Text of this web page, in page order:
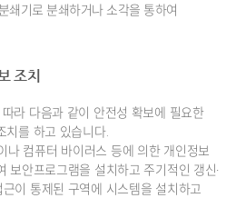
쇄기로 분쇄하거나 소각을 통하여
조치
라 다음과 같이 안전성 확보에 필요한
치를 하고 있습니다.
나 컴퓨터 바이러스 등에 의한 개인정보
보안프로그램을 설치하고 주기적인 갱신·
이 통제된 구역에 시스템을 설치하고